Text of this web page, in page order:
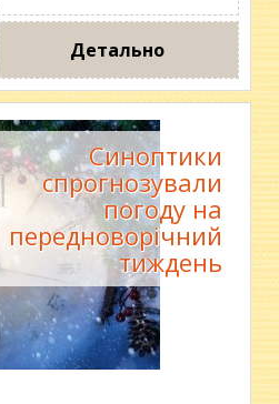
Детально
Синоптики
спрогнозували
погоду на
передноворічний
тиждень